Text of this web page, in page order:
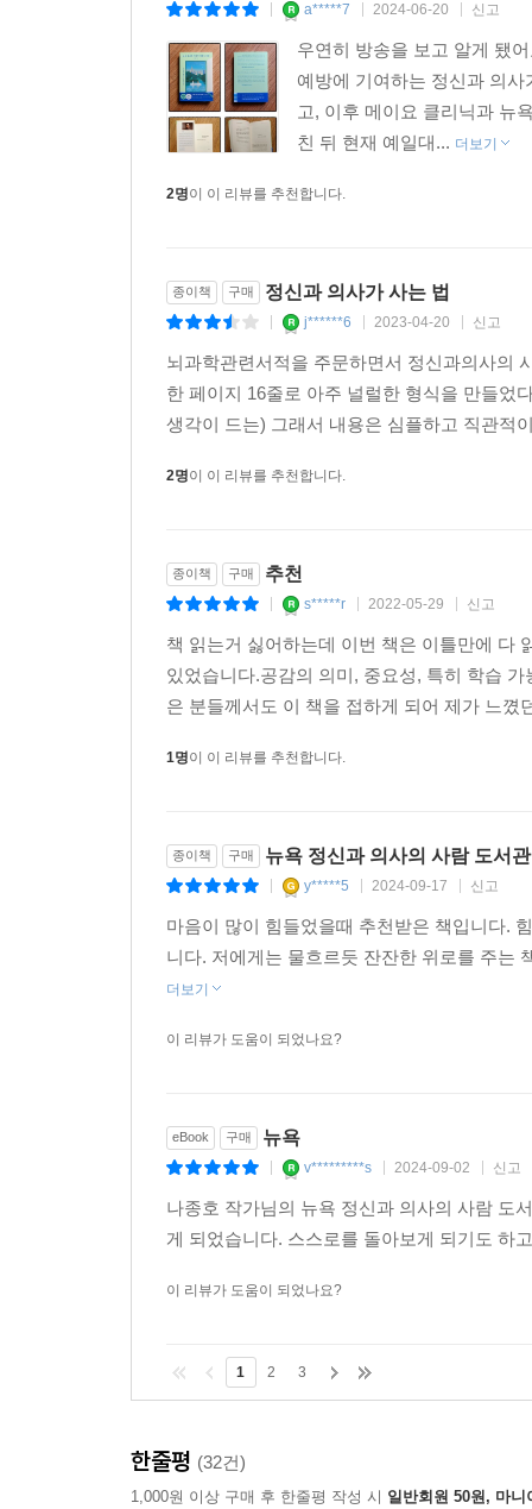
의지, 노력에 의해 발달시킬 수 있는 영역이라고
‘타인의 권리를 지키는 일이 곧 내 권리를 함께 지
그런 의미에서 공감의 가능성을 일깨우는 이 책
낙인은 어떻게 당사자를 습격하는가
3장에서는 낙인의 세 가지 형태를 알아보고(154
습격하는지, 그것에서 벗어나기 위해 우리는 무엇
정신과 의사로서 저자는 정신 질환을 향한 낙인
목표다. 낙인이 주는 악영향을 수없이 목격했
미루도록 한다는 데서 치명적이다.(155쪽)
(162쪽)
‘자살은 극단적 선택이 아니다’라는 선언에서는
않을 것이라는 절망감과 무력감에 사로잡혀 있
고통을 멈출 수 있는 유일한 ‘탈출구’처럼 느낀다
서울대학교 심리학과 최인철 교수는 이 책을 읽
사람들, 소수 인종, 성소수자. 이들에 대한 오해
추천사로 일독을 권했다.
이야기는 나와 당신을 연결한다
살아가던 저자가, 미국으로 건너가면서 소수 인
그렇기 때문에 뉴욕 정신과 의사이자 사람 도서
그들과 연결되는 일은 다른 누구를 위해서가 아
멈추고 그의 이야기에 귀를 기울일 수 있다면,
“우리가 사는 세상은 정말로 그만큼 나아질” 것이다.
a*****7 2024-06-20 신고
우연히 방송을 보고 알게 됐
예방에 기여하는 정신과 의
고, 이후 메이요 클리닉과 뉴
친 뒤 현재 예일대... 더보기
2명이 이 리뷰를 추천합니다.
종이책 구매 정신과 의사가 사는 법
j******6 2023-04-20 신고
뇌과학관련서적을 주문하면서 정신과의사의
한 페이지 16줄로 아주 널럴한 형식을 만들었
생각이 드는) 그래서 내용은 심플하고 직관적
2명이 이 리뷰를 추천합니다.
종이책 구매 추천
s*****r 2022-05-29 신고
책 읽는거 싫어하는데 이번 책은 이틀만에 다
있었습니다.공감의 의미, 중요성, 특히 학습
은 분들께서도 이 책을 접하게 되어 제가 느
1명이 이 리뷰를 추천합니다.
종이책 구매 뉴욕 정신과 의사의 사람 도서관
y*****5 2024-09-17 신고
마음이 많이 힘들었을때 추천받은 책입니다.
니다. 저에게는 물흐르듯 잔잔한 위로를 주는
더보기
이 리뷰가 도움이 되었나요?
eBook 구매 뉴욕
v*********s 2024-09-02 신고
나종호 작가님의 뉴욕 정신과 의사의 사람 도
게 되었습니다. 스스로를 돌아보게 되기도 하
이 리뷰가 도움이 되었나요?
1 2 3
한줄평 (32건)
1,000원 이상 구매 후 한줄평 작성 시 일반회원 50원, 마니